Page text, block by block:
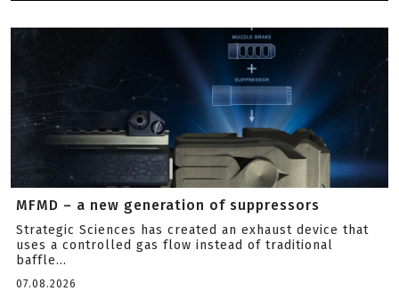
MFMD – a new generation of suppressors
Strategic Sciences has created an exhaust device that
uses a controlled gas flow instead of traditional
baffle...
07.08.2026